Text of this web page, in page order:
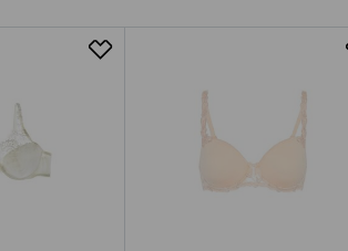
kaarituelliset rintaliivit,
t-paitaliivit, t-paitarintaliivit,